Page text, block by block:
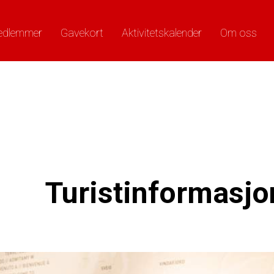
Gavekort Aktivitetskalender Om oss